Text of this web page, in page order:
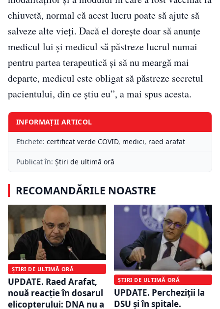
chiuvetă, normal că acest lucru poate să ajute să
salveze alte vieţi. Dacă el doreşte doar să anunţe
medicul lui şi medicul să păstreze lucrul numai
pentru partea terapeutică şi să nu meargă mai
departe, medicul este obligat să păstreze secretul
pacientului, din ce ştiu eu”, a mai spus acesta.
INFORMAȚII ARTICOL
Etichete: certificat verde COVID, medici, raed arafat
Publicat în: Știri de ultimă oră
RECOMANDĂRILE NOASTRE
ȘTIRI DE ULTIMĂ ORĂ
UPDATE. Raed Arafat,
nouă reacție în dosarul
elicopterului: DNA nu a
ȘTIRI DE ULTIMĂ ORĂ
UPDATE. Percheziții la
DSU și în spitale.